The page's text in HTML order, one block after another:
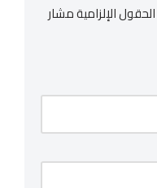
الحقول الإلزامية مشار